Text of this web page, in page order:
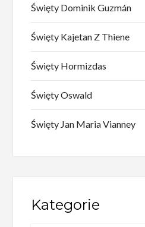
Święty Dominik Guzmán
Święty Kajetan Z Thiene
Święty Hormizdas
Święty Oswald
Święty Jan Maria Vianney
Kategorie